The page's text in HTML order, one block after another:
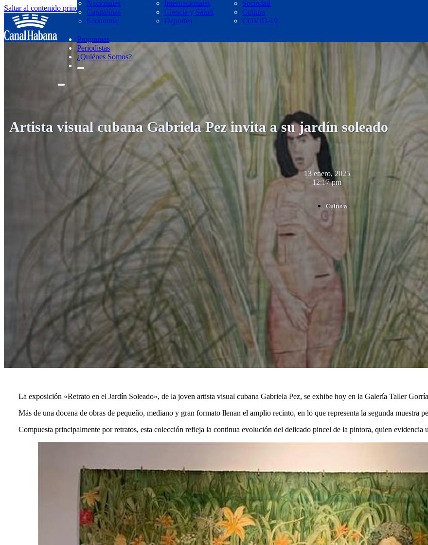
Saltar al contenido principal Saltar al pie de página
Nacionales Internacionales
Sociedad
Capitalinas
Ciencia y Salud
Cultura
Economía
Deportes COVID-19
Programas
Periodistas
¿Quiénes Somos?
regresar
Artista visual cubana Gabriela Pez invita a su jardín soleado
13 enero, 2025
12:17 pm
Cultura
La exposición «Retrato en el Jardín Soleado», de la joven artista visual cubana Gabriela Pez, se exhibe hoy en la Galería Taller
Más de una docena de obras de pequeño, mediano y gran formato llenan el amplio recinto, en lo que representa la segunda muestra
Compuesta principalmente por retratos, esta colección refleja la continua evolución del delicado pincel de la pintora, quien evidencia